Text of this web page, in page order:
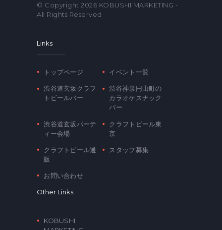
© Copyright 2026 KOBUSHI MARKETING -
All Rights Reserved
Links
トップページ イベント一覧
渋谷道玄坂クラフ
トビールバー
渋谷神泉円山町の
カラオケスナック
バー
渋谷道玄坂パーテ
ィー会場
クラフトビール東
京
クラフトビール通
販
スタッフ募集
お問い合わせ
Other Links
KOBUSHI